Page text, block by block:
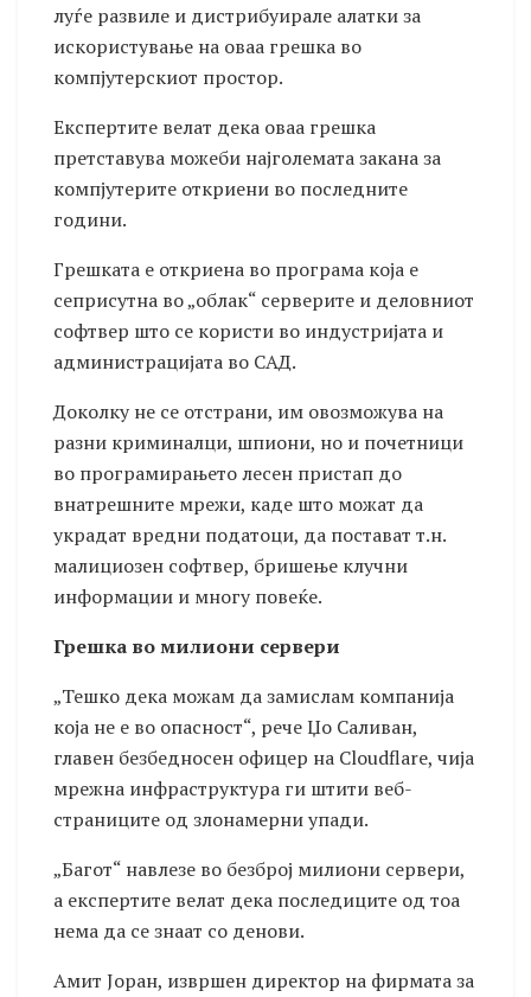
луѓе развиле и дистрибуирале алатки за
искористување на оваа грешка во
компјутерскиот простор.
Експертите велат дека оваа грешка
претставува можеби најголемата закана за
компјутерите откриени во последните
години.
Грешката е откриена во програма која е
сеприсутна во „облак“ серверите и деловниот
софтвер што се користи во индустријата и
администрацијата во САД.
Доколку не се отстрани, им овозможува на
разни криминалци, шпиони, но и почетници
во програмирањето лесен пристап до
внатрешните мрежи, каде што можат да
украдат вредни податоци, да постават т.н.
малициозен софтвер, бришење клучни
информации и многу повеќе.
Грешка во милиони сервери
„Тешко дека можам да замислам компанија
која не е во опасност“, рече Џо Саливан,
главен безбедносен офицер на Cloudflare, чија
мрежна инфраструктура ги штити веб-
страниците од злонамерни упади.
„Багот“ навлезе во безброј милиони сервери,
а експертите велат дека последиците од тоа
нема да се знаат со денови.
Амит Јоран, извршен директор на фирмата за